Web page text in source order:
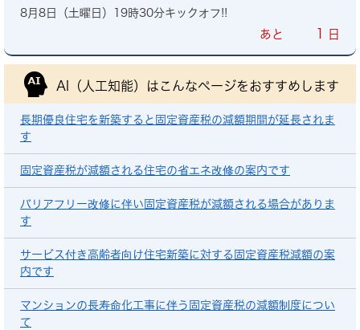
8月8日（土曜日）19時30分キックオフ!!
あと 1 日
AI（人工知能）は こんなページをおすすめします
長期優良住宅を新築すると固定資産税の減額期間が延長されま
す
固定資産税が減額される住宅の省エネ改修の案内です
バリアフリー改修に伴い固定資産税が減額される場合がありま
す
サービス付き高齢者向け住宅新築に対する固定資産税減額の案
内です
マンションの長寿命化工事に伴う固定資産税の減額制度につい
て